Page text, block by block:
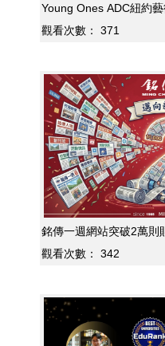
Young Ones ADC紐約藝
觀看次數：
371
銘傳一週網站突破2萬則
觀看次數：
342